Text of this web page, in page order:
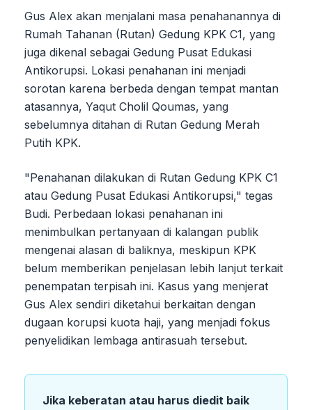
Gus Alex akan menjalani masa penahanannya di
Rumah Tahanan (Rutan) Gedung KPK C1, yang
juga dikenal sebagai Gedung Pusat Edukasi
Antikorupsi. Lokasi penahanan ini menjadi
sorotan karena berbeda dengan tempat mantan
atasannya, Yaqut Cholil Qoumas, yang
sebelumnya ditahan di Rutan Gedung Merah
Putih KPK.
"Penahanan dilakukan di Rutan Gedung KPK C1
atau Gedung Pusat Edukasi Antikorupsi," tegas
Budi. Perbedaan lokasi penahanan ini
menimbulkan pertanyaan di kalangan publik
mengenai alasan di baliknya, meskipun KPK
belum memberikan penjelasan lebih lanjut terkait
penempatan terpisah ini. Kasus yang menjerat
Gus Alex sendiri diketahui berkaitan dengan
dugaan korupsi kuota haji, yang menjadi fokus
penyelidikan lembaga antirasuah tersebut.
Jika keberatan atau harus diedit baik